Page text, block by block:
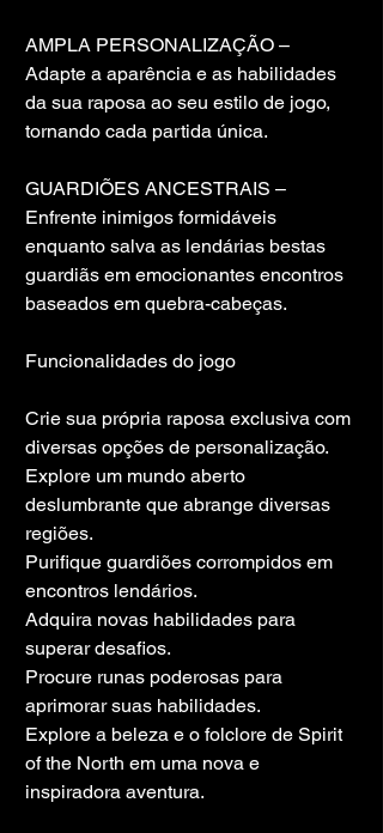
AMPLA PERSONALIZAÇÃO –
Adapte a aparência e as habilidades
da sua raposa ao seu estilo de jogo,
tornando cada partida única.
GUARDIÕES ANCESTRAIS –
Enfrente inimigos formidáveis ​​
enquanto salva as lendárias bestas
guardiãs em emocionantes encontros
baseados em quebra-cabeças.
Funcionalidades do jogo
Crie sua própria raposa exclusiva com
diversas opções de personalização.
Explore um mundo aberto
deslumbrante que abrange diversas
regiões.
Purifique guardiões corrompidos em
encontros lendários.
Adquira novas habilidades para
superar desafios.
Procure runas poderosas para
aprimorar suas habilidades.
Explore a beleza e o folclore de Spirit
of the North em uma nova e
inspiradora aventura.